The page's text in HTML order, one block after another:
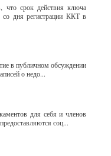
срок действия ключа
со дня регистрации ККТ в
в публичном обсуждении
о недо...
для себя и членов
соц...